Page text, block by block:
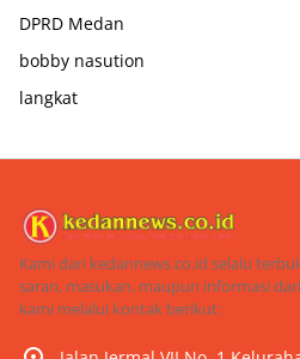
DPRD Medan
bobby nasution
langkat
Kami dari kedannews.co.id selalu
saran, masukan, maupun informasi
kami melalui kontak berikut: